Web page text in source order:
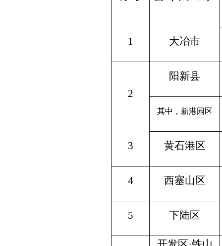
1 大冶市
2
阳新县
其中，新港园区
3 黄石港区
4 西塞山区
5 下陆区